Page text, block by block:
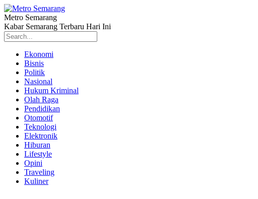
Metro Semarang
Kabar Semarang Terbaru Hari Ini
Ekonomi
Bisnis
Politik
Nasional
Hukum Kriminal
Olah Raga
Pendidikan
Otomotif
Teknologi
Elektronik
Hiburan
Lifestyle
Opini
Traveling
Kuliner